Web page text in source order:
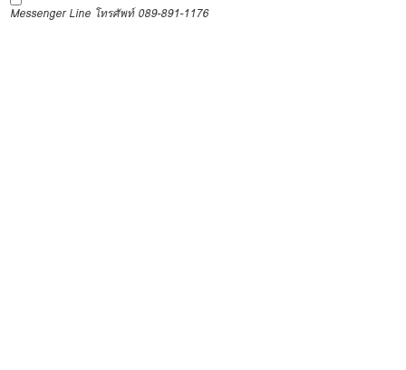
Messenger Line โทรศัพท์ 089-891-1176